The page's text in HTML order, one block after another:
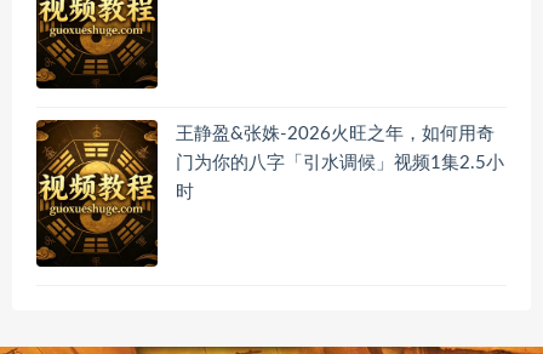
王静盈&张姝-2026火旺之年，如何用奇
门为你的八字「引水调候」视频1集2.5小
时